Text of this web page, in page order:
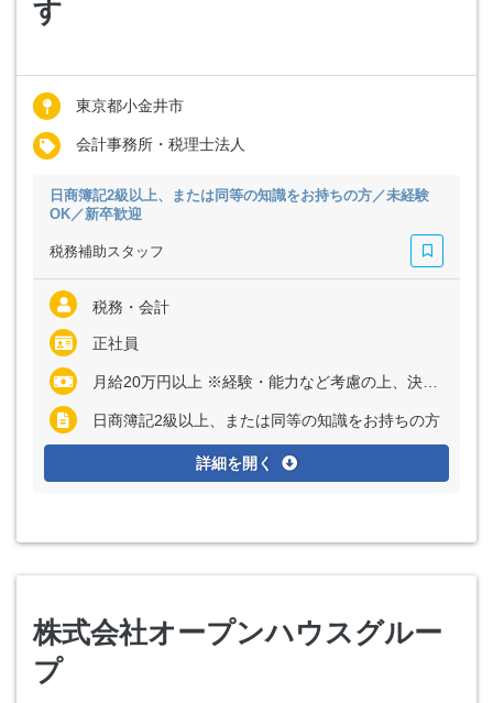
す
東京都小金井市
会計事務所・税理士法人
日商簿記2級以上、または同等の知識をお持ちの方／未経験
OK／新卒歓迎
税務補助スタッフ
税務・会計
正社員
月給20万円以上 ※経験・能力など考慮の上、決定いたします
日商簿記2級以上、または同等の知識をお持ちの方
詳細を開く
株式会社オープンハウスグルー
プ